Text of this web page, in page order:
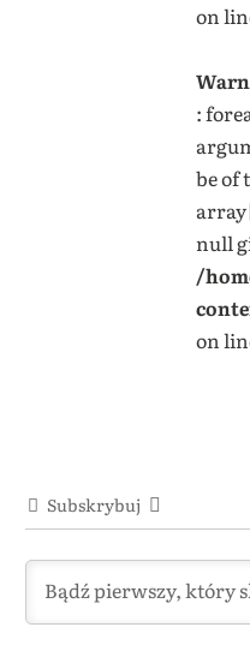
on
:
be of
null
/
on
Subskrybuj